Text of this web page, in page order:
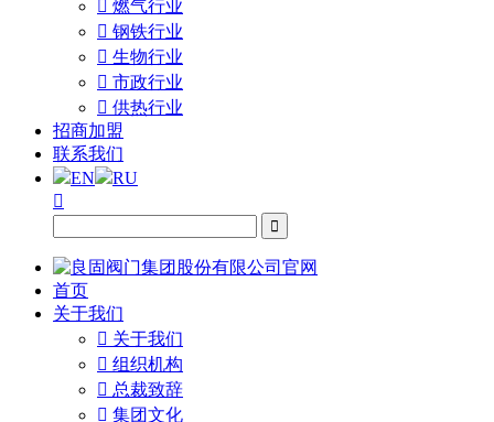
 燃气行业
 钢铁行业
 生物行业
 市政行业
 供热行业
招商加盟
联系我们
EN
RU


首页
关于我们
 关于我们
 组织机构
 总裁致辞
 集团文化